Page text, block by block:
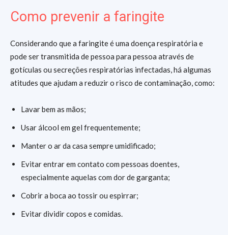
Como prevenir a faringite
Considerando que a faringite é uma doença respiratória e
pode ser transmitida de pessoa para pessoa através de
gotículas ou secreções respiratórias infectadas, há algumas
atitudes que ajudam a reduzir o risco de contaminação, como:
Lavar bem as mãos;
Usar álcool em gel frequentemente;
Manter o ar da casa sempre umidificado;
Evitar entrar em contato com pessoas doentes,
especialmente aquelas com dor de garganta;
Cobrir a boca ao tossir ou espirrar;
Evitar dividir copos e comidas.